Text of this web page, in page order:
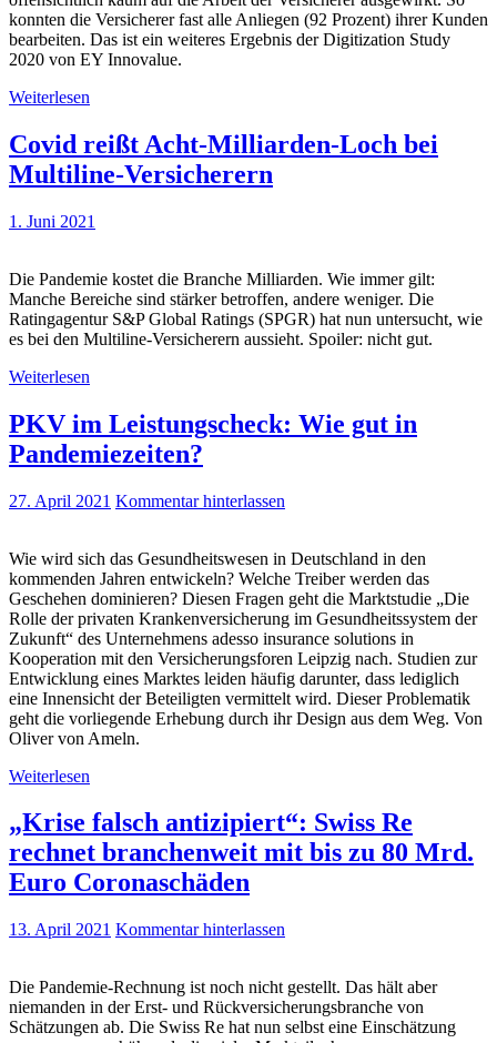
konnten die Versicherer fast alle Anliegen (92 Prozent) ihrer Kunden
bearbeiten. Das ist ein weiteres Ergebnis der Digitization Study
2020 von EY Innovalue.
Weiterlesen
Covid reißt Acht-Milliarden-Loch bei
Multiline-Versicherern
1. Juni 2021
Die Pandemie kostet die Branche Milliarden. Wie immer gilt:
Manche Bereiche sind stärker betroffen, andere weniger. Die
Ratingagentur S&P Global Ratings (SPGR) hat nun untersucht, wie
es bei den Multiline-Versicherern aussieht. Spoiler: nicht gut.
Weiterlesen
PKV im Leistungscheck: Wie gut in
Pandemiezeiten?
27. April 2021 Kommentar hinterlassen
Wie wird sich das Gesundheitswesen in Deutschland in den
kommenden Jahren entwickeln? Welche Treiber werden das
Geschehen dominieren? Diesen Fragen geht die Marktstudie „Die
Rolle der privaten Krankenversicherung im Gesundheitssystem der
Zukunft“ des Unternehmens adesso insurance solutions in
Kooperation mit den Versicherungsforen Leipzig nach. Studien zur
Entwicklung eines Marktes leiden häufig darunter, dass lediglich
eine Innensicht der Beteiligten vermittelt wird. Dieser Problematik
geht die vorliegende Erhebung durch ihr Design aus dem Weg. Von
Oliver von Ameln.
Weiterlesen
„Krise falsch antizipiert“: Swiss Re
rechnet branchenweit mit bis zu 80 Mrd.
Euro Coronaschäden
13. April 2021 Kommentar hinterlassen
Die Pandemie-Rechnung ist noch nicht gestellt. Das hält aber
niemanden in der Erst- und Rückversicherungsbranche von
Schätzungen ab. Die Swiss Re hat nun selbst eine Einschätzung